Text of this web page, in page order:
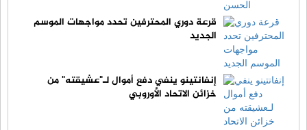
قرعة دوري المحترفين تحدد مواجهات الموسم
الجديد
إنفانتينو ينفي دفع أموال لـ"عشيقته" من
خزائن الاتحاد الأوروبي